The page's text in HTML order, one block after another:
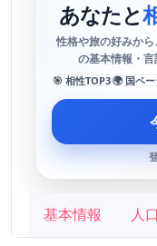
あなたと
性格や旅の好みか
の基本情報・言
🎯 相性TOP3🌍 国ペ
基本情報 人